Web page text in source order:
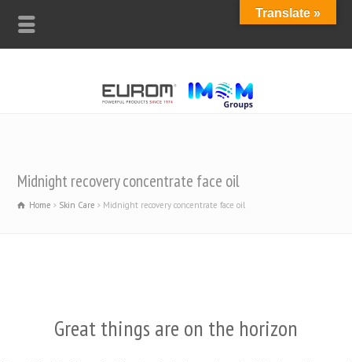
Midnight recovery concentrate face oil
Home Skin Care Midnight recovery concentrate face oil
Great things are on the horizon
Translate »